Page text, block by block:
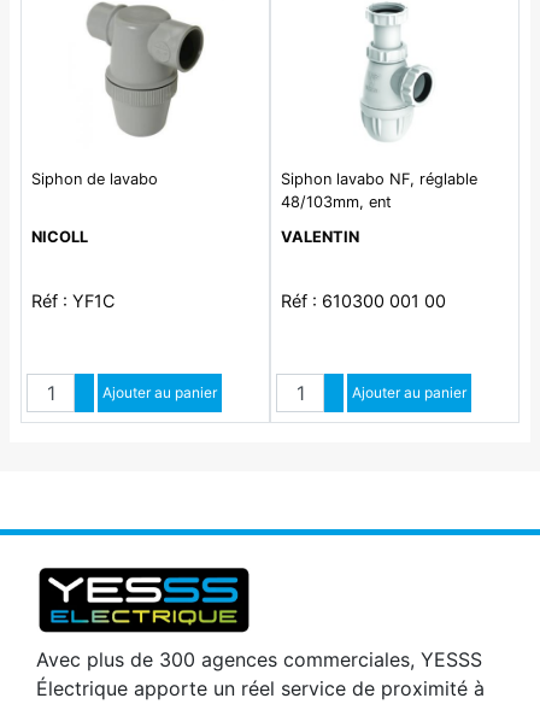
Siphon de lavabo
NICOLL
Réf : YF1C
QuantitéAugmenter quantité
Diminuer quantité
Ajouter au panier
Siphon lavabo NF, réglable
48/103mm, ent
VALENTIN
Réf : 610300 001 00
QuantitéAugmenter quantité
Diminuer quantité
Ajouter au panier
Avec plus de 300 agences commerciales, YESSS
Électrique apporte un réel service de proximité à